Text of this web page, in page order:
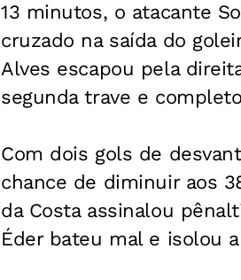
13 minutos, o atacante
cruzado na saída do
Alves escapou pela
segunda trave e
Com dois gols de
chance de diminuir aos
da Costa assinalou
Éder bateu mal e isolou